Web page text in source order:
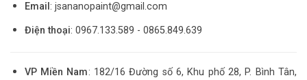
Email : jsananopaint@gmail.com
Điện thoại: 0967.133.589 - 0865.849.639
VP Miền Nam: 182/16 Đường số 6, Khu phố 28, P. Bình Tân,